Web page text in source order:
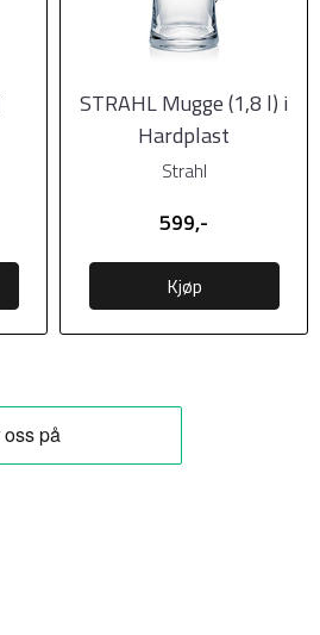
STRAHL Mugge (1,8 l) i
Hardplast
(polykarbonat) 1 stk
Strahl
599,-
Kjøp